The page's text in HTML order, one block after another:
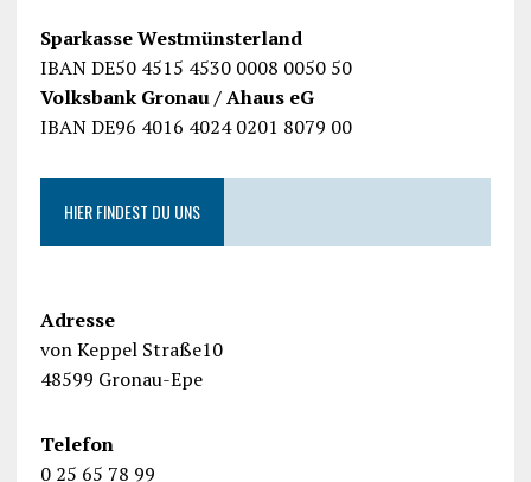
Sparkasse Westmünsterland
IBAN DE50 4515 4530 0008 0050 50
Volksbank Gronau / Ahaus eG
IBAN DE96 4016 4024 0201 8079 00
HIER FINDEST DU UNS
Adresse
von Keppel Straße10
48599 Gronau-Epe
Telefon
0 25 65 78 99